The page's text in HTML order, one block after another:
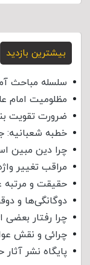
بیشترین بازدید
سلسله مباحث
مظلومیت امام
ضرورت تقویت
خطبه شعبانیه:
چرا دین مبین
مراقب تغییر
حقیقت و مرتبه
دوگانگی‌ها و
چرا رفتار
چرائی و نقش
پایگاه نشر